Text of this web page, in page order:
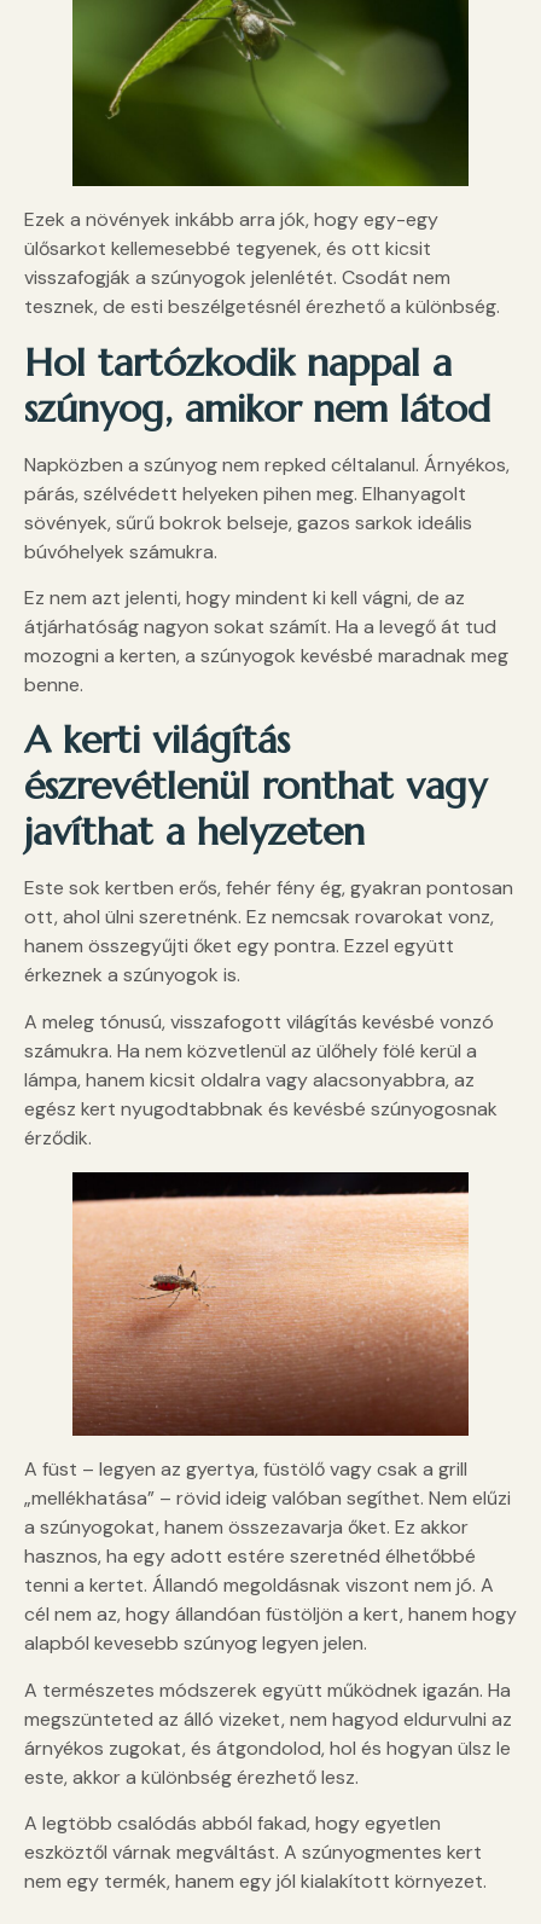
Ezek a növények inkább arra jók, hogy egy-egy
ülősarkot kellemesebbé tegyenek, és ott kicsit
visszafogják a szúnyogok jelenlétét. Csodát nem
tesznek, de esti beszélgetésnél érezhető a különbség.
Hol tartózkodik nappal a
szúnyog, amikor nem látod
Napközben a szúnyog nem repked céltalanul. Árnyékos,
párás, szélvédett helyeken pihen meg. Elhanyagolt
sövények, sűrű bokrok belseje, gazos sarkok ideális
búvóhelyek számukra.
Ez nem azt jelenti, hogy mindent ki kell vágni, de az
átjárhatóság nagyon sokat számít. Ha a levegő át tud
mozogni a kerten, a szúnyogok kevésbé maradnak meg
benne.
A kerti világítás
észrevétlenül ronthat vagy
javíthat a helyzeten
Este sok kertben erős, fehér fény ég, gyakran pontosan
ott, ahol ülni szeretnénk. Ez nemcsak rovarokat vonz,
hanem összegyűjti őket egy pontra. Ezzel együtt
érkeznek a szúnyogok is.
A meleg tónusú, visszafogott világítás kevésbé vonzó
számukra. Ha nem közvetlenül az ülőhely fölé kerül a
lámpa, hanem kicsit oldalra vagy alacsonyabbra, az
egész kert nyugodtabbnak és kevésbé szúnyogosnak
érződik.
A füst – legyen az gyertya, füstölő vagy csak a grill
„mellékhatása” – rövid ideig valóban segíthet. Nem elűzi
a szúnyogokat, hanem összezavarja őket. Ez akkor
hasznos, ha egy adott estére szeretnéd élhetőbbé
tenni a kertet. Állandó megoldásnak viszont nem jó. A
cél nem az, hogy állandóan füstöljön a kert, hanem hogy
alapból kevesebb szúnyog legyen jelen.
A természetes módszerek együtt működnek igazán. Ha
megszünteted az álló vizeket, nem hagyod eldurvulni az
árnyékos zugokat, és átgondolod, hol és hogyan ülsz le
este, akkor a különbség érezhető lesz.
A legtöbb csalódás abból fakad, hogy egyetlen
eszköztől várnak megváltást. A szúnyogmentes kert
nem egy termék, hanem egy jól kialakított környezet.